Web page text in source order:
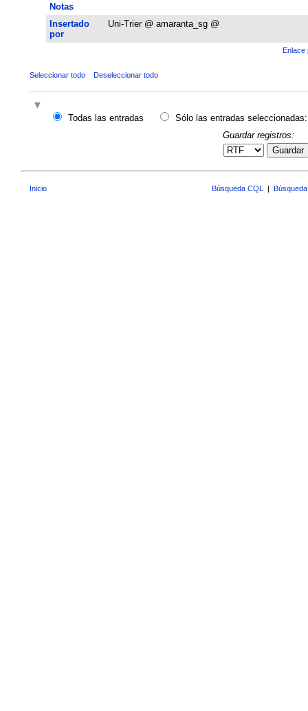
Notas
Insertado
por
Uni-Trier @ amaranta_sg @
Enlace
Seleccionar todo Deseleccionar todo
Todas las entradas
Sólo las entradas seleccionadas:
Guardar registros:
Guardar
Inicio Búsqueda CQL